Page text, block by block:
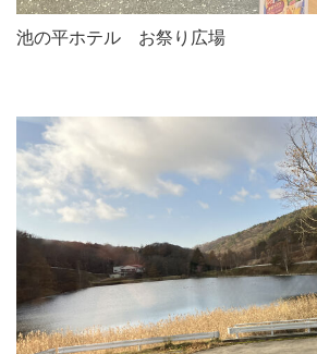
池の平ホテル お祭り広場